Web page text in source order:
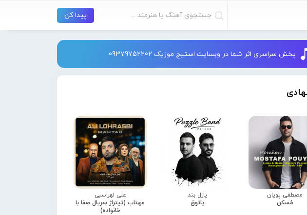
پخش سراسری اثر شما در وبسایت استیج موزیک 09379752202
مصطفی پویان
مُسکن
پازل بند
پاتوق
علی لهراسبی
مهتاب (تیتراژ سریال صفا با
خانواده)